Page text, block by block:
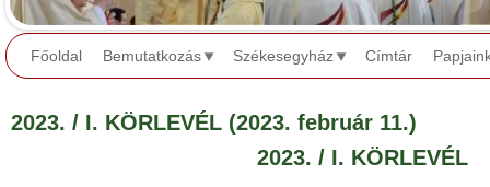
Főoldal Bemutatkozás Székesegyház Címtár
2023. / I. KÖRLEVÉL (2023. február 11.)
2023. / I. KÖRLEVÉL